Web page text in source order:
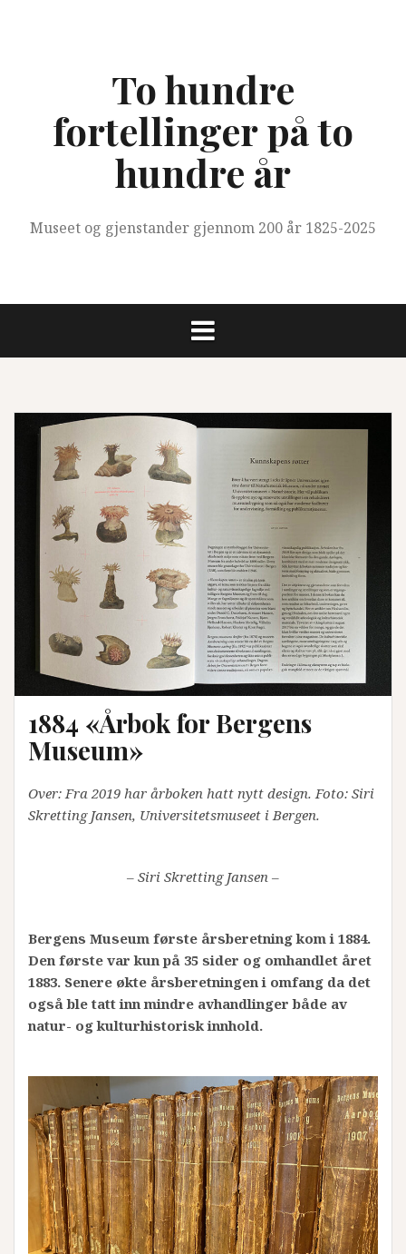
To hundre
fortellinger på to
hundre år
Museet og gjenstander gjennom 200 år 1825-2025
1884 «Årbok for Bergens
Museum»
Over: Fra 2019 har årboken hatt nytt design. Foto: Siri
Skretting Jansen, Universitetsmuseet i Bergen.
– Siri Skretting Jansen –
Bergens Museum første årsberetning kom i 1884.
Den første var kun på 35 sider og omhandlet året
1883. Senere økte årsberetningen i omfang da det
også ble tatt inn mindre avhandlinger både av
natur- og kulturhistorisk innhold.